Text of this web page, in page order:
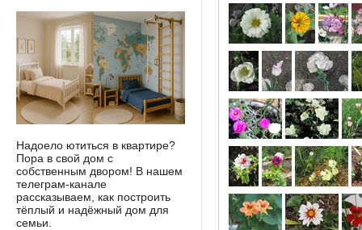
Надоело ютиться в квартире?
Пора в свой дом с
собственным двором! В нашем
телеграм-канале
рассказываем, как построить
тёплый и надёжный дом для
семьи.